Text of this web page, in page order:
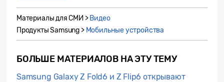
Материалы для СМИ > Видео
Продукты Samsung > Мобильные устройства
БОЛЬШЕ МАТЕРИАЛОВ НА ЭТУ ТЕМУ
Samsung Galaxy Z Fold6 и Z Flip6 открывают